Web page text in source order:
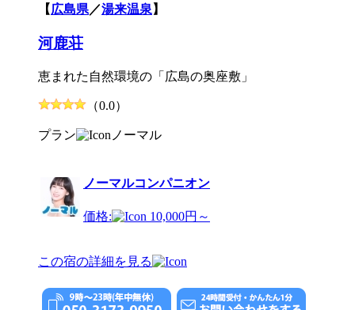
【広島県／湯来温泉 】
河鹿荘
恵まれた自然環境の「広島の奥座敷」
（0.0）
プラン ノーマル
ノーマルコンパニオン
価格: 10,000円～
この宿の詳細を見る